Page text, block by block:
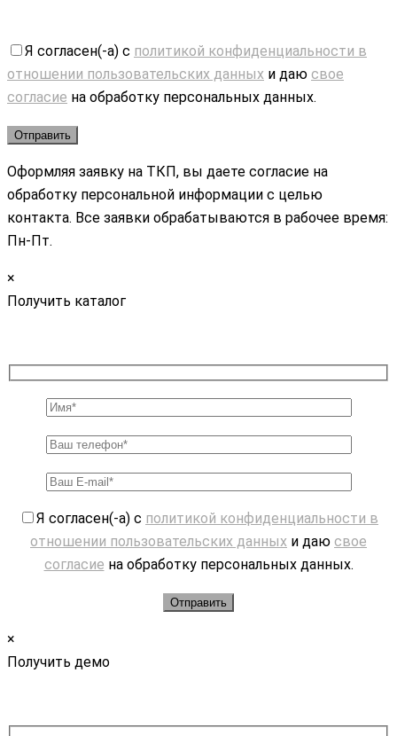
Я согласен(-а) с политикой конфиденциальности в
отношении пользовательских данных и даю свое
согласие на обработку персональных данных.
Оформляя заявку на ТКП, вы даете согласие на
обработку персональной информации с целью
контакта. Все заявки обрабатываются в рабочее время:
Пн-Пт.
×
Получить каталог
Я согласен(-а) с политикой конфиденциальности в
отношении пользовательских данных и даю свое
согласие на обработку персональных данных.
×
Получить демо